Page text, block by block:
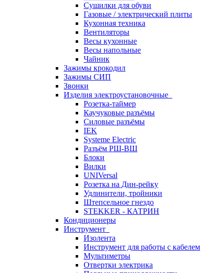
Сушилки для обуви
Газовые / электрический плиты
Кухонная техника
Вентиляторы
Весы кухонные
Весы напольные
Чайник
Зажимы крокодил
Зажимы СИП
Звонки
Изделия электроустановочные
Розетка-таймер
Каучуковые разъёмы
Силовые разъёмы
IEK
Systeme Electric
Разъём РШ-ВШ
Блоки
Вилки
UNIVersal
Розетка на Дин-рейку
Удлинители, тройники
Штепсельное гнездо
STEKKER - КАТРИН
Кондиционеры
Инструмент
Изолента
Инструмент для работы с кабелем
Мультиметры
Отвертки электрика